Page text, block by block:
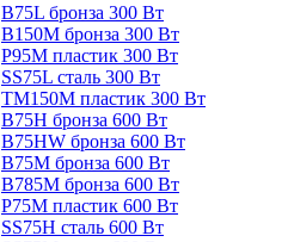
B75L бронза 300 Вт
B150M бронза 300 Вт
P95M пластик 300 Вт
SS75L сталь 300 Вт
TM150M пластик 300 Вт
B75H бронза 600 Вт
B75HW бронза 600 Вт
B75M бронза 600 Вт
B785M бронза 600 Вт
P75M пластик 600 Вт
SS75H сталь 600 Вт